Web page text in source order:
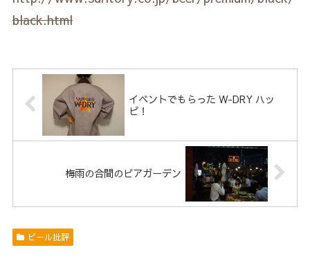
black.html
イベントでもらった W-DRY ハッ
ピ！
梅雨の合間のビアガーデン
ビール批評